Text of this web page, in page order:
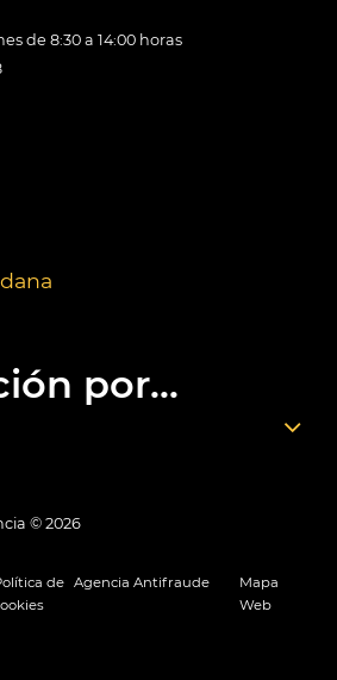
de 8:30 a 14:00 horas
por...
© 2026
de Agencia Antifraude
Mapa
Web